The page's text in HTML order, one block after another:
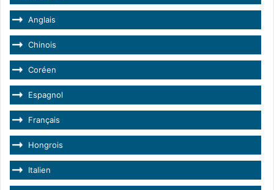
Anglais
Chinois
Coréen
Espagnol
Français
Hongrois
Italien